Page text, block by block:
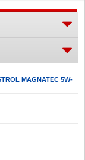
MAGNATEC 5W-